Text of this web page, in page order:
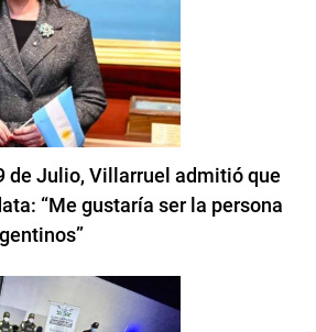
de Julio, Villarruel admitió que
“Me gustaría ser la persona